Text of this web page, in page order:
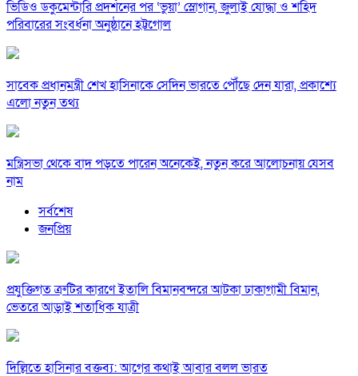
ভিডিও ডকুমেন্টারি প্রদর্শনের পর ‘ভুয়া’ স্লোগান, জুলাই যোদ্ধা ও শহিদ
পরিবারের সংবর্ধনা অনুষ্ঠানে হট্টগোল
সাবেক প্রধানমন্ত্রী শেখ হাসিনাকে সেদিন ভারতে পৌঁছে দেন যারা, প্রকাশ্যে
এলো নতুন তথ্য
মন্ত্রিসভা থেকে বাদ পড়তে পারেন অনেকেই, নতুন করে আলোচনায় যেসব
নাম
সর্বশেষ
জনপ্রিয়
প্রযুক্তিগত ত্রুটির কারণে ইতালি বিমানবন্দরে আটকা ঢাকাগামী বিমান,
ভেতরে আড়াই শতাধিক যাত্রী
দিল্লিতে হাসিনার বক্তব্য: আগের কথাই আবার বলল ভারত